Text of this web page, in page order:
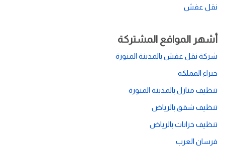
نقل عفش
أشهر المواقع المشتركة
شركة نقل عفش بالمدينة المنورة
خبراء المملكة
تنظيف منازل بالمدينة المنورة
تنظيف شقق بالرياض
تنظيف خزانات بالرياض
فرسان العرب